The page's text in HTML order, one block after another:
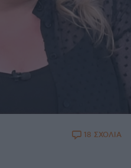
18 ΣΧΟΛΙΑ